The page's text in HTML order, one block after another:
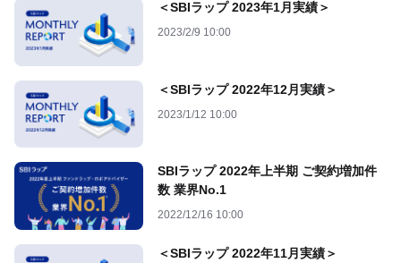
＜SBIラップ 2023年1月実績＞
2023/2/9 10:00
＜SBIラップ 2022年12月実績＞
2023/1/12 10:00
SBIラップ 2022年上半期 ご契約増加件
数 業界No.1
2022/12/16 10:00
＜SBIラップ 2022年11月実績＞